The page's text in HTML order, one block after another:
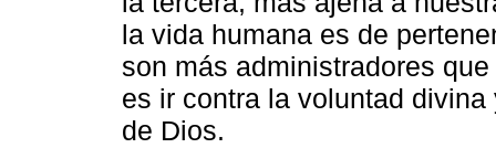
la vida humana es de
son más administradores
es ir contra la voluntad
de Dios.